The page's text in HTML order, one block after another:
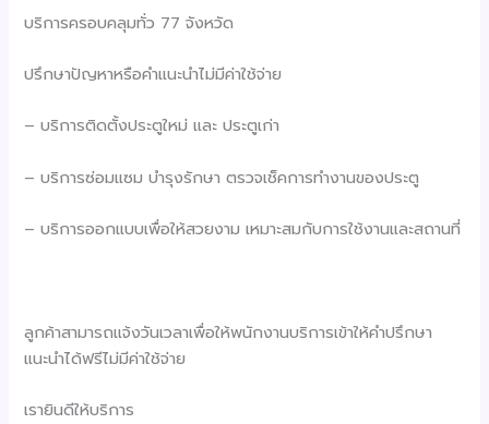
บริการครอบคลุมทั่ว 77 จังหวัด
ปรึกษาปัญหาหรือคำแนะนำไม่มีค่าใช้จ่าย
– บริการติดตั้งประตูใหม่ และ ประตูเก่า
– บริการซ่อมแซม บำรุงรักษา ตรวจเช็คการทำงานของประตู
– บริการออกแบบเพื่อให้สวยงาม เหมาะสมกับการใช้งานและสถานที่
ลูกค้าสามารถแจ้งวันเวลาเพื่อให้พนักงานบริการเข้าให้คำปรึกษา
แนะนำได้ฟรีไม่มีค่าใช้จ่าย
เรายินดีให้บริการ